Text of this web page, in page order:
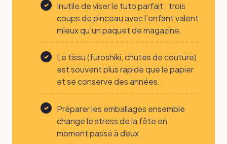
Inutile de viser le tuto parfait : trois
coups de pinceau avec l’enfant valent
mieux qu’un paquet de magazine.
Le tissu (furoshiki, chutes de couture)
est souvent plus rapide que le papier
et se conserve des années.
Préparer les emballages ensemble
change le stress de la fête en
moment passé à deux.